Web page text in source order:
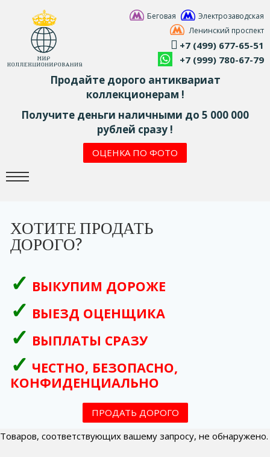
Беговая
Электрозаводская
Ленинский проспект
+7 (499) 677-65-51
+7 (999) 780-67-79
Продайте дорого антиквариат
коллекционерам !
Получите деньги наличными до 5 000 000
рублей сразу !
ОЦЕНКА ПО ФОТО
ХОТИТЕ ПРОДАТЬ
ДОРОГО?
ВЫКУПИМ ДОРОЖЕ
ВЫЕЗД ОЦЕНЩИКА
ВЫПЛАТЫ СРАЗУ
ЧЕСТНО, БЕЗОПАСНО,
КОНФИДЕНЦИАЛЬНО
ПРОДАТЬ ДОРОГО
Товаров, соответствующих вашему запросу, не обнаружено.